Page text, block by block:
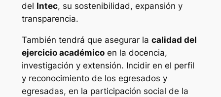
del Intec, su sostenibilidad, expansión y
transparencia.
También tendrá que asegurar la calidad del
ejercicio académicoen la docencia,
investigación y extensión. Incidir en el perfil
y reconocimiento de los egresados y
egresadas, en la participación social de la